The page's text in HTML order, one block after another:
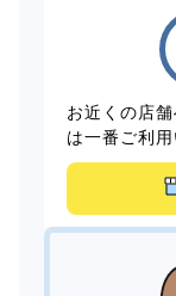
お近くの店
は一番ご利